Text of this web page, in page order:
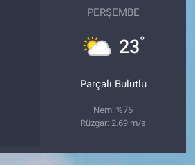
PERŞEMBE
23°
Parçalı Bulutlu
Nem: %76
Rüzgar: 2.69 m/s